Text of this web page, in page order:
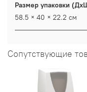
Размер упаковки
58.5 × 40 × 22.2 см
Сопутствующие